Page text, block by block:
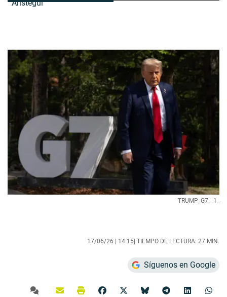
TRUMP_G7__1_
17/06/26 | 14:15| TIEMPO DE LECTURA: 27 MIN.
Síguenos en Google